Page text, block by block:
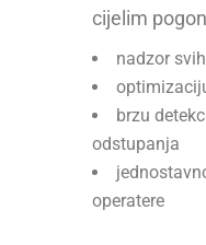
cijelim
nadzor
brzu
odstupanja
operatere